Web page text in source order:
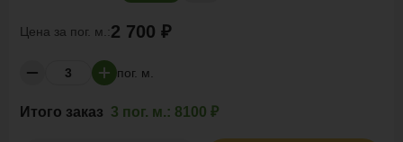
Цена за пог. м.:2 700 ₽
пог. м.
Итого заказ 3 пог. м.: 8100 ₽